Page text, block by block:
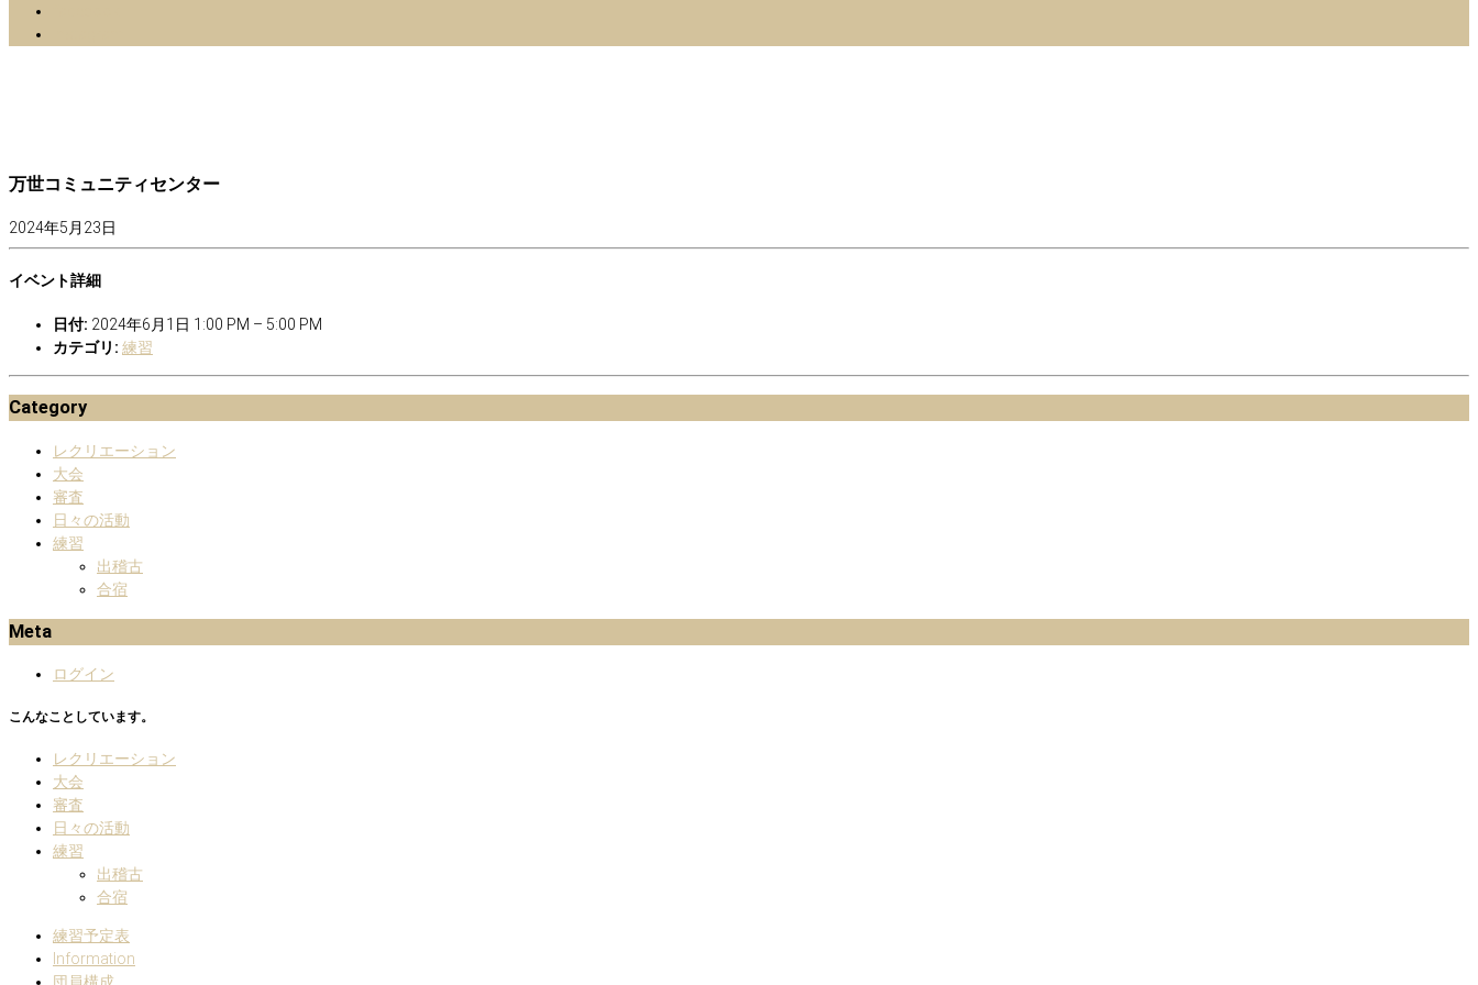
万世コミュニティセンター
2024年5月23日
イベント詳細
日付: 2024年6月1日 1:00 PM – 5:00 PM
カテゴリ: 練習
Category
レクリエーション
大会
審査
日々の活動
練習
出稽古
合宿
Meta
ログイン
こんなことしています。
レクリエーション
大会
審査
日々の活動
練習
出稽古
合宿
練習予定表
Information